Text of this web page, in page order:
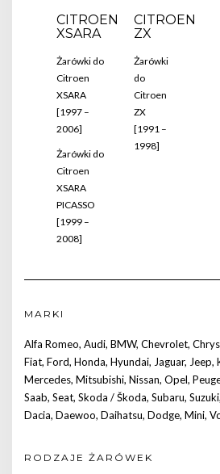
CITROEN
XSARA
Żarówki do
Citroen
XSARA
[1997 –
2006]
Żarówki do
Citroen
XSARA
PICASSO
[1999 –
2008]
CITROEN
ZX
Żarówki
do
Citroen
ZX
[1991 –
1998]
MARKI
Alfa Romeo, Audi, BMW, Chevrolet,
Fiat, Ford, Honda, Hyundai, Jaguar, Jeep,
Mercedes, Mitsubishi, Nissan, Opel,
Saab, Seat, Skoda / Škoda, Subaru, Suzuki,
Dacia, Daewoo, Daihatsu, Dodge, Mini,
RODZAJE ŻARÓWEK